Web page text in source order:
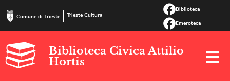
Comune di Trieste Trieste Cultura
Biblioteca
Emeroteca
Biblioteca Civica Attilio
Hortis